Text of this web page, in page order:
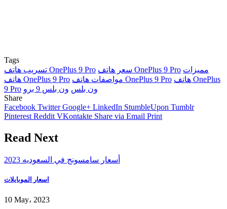
Tags
تسريب هاتف OnePlus 9 Pro
سعر هاتف OnePlus 9 Pro مميزات
هاتف OnePlus 9 Pro
مواصفات هاتف OnePlus 9 Pro هاتف OnePlus
9 Pro
ون بلس ون بلس 9 برو
Share
Facebook Twitter Google+ LinkedIn StumbleUpon Tumblr
Pinterest Reddit VKontakte Share via Email Print
Read Next
أسعار سامسونج في السعوديه 2023
اسعار الموبايلات
10 May، 2023